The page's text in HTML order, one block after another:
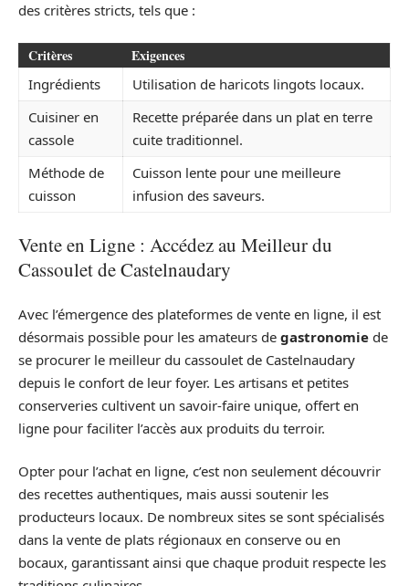
des critères stricts, tels que :
Critères Exigences
Ingrédients
Utilisation de haricots lingots locaux.
Cuisiner en
cassole
Recette préparée dans un plat en terre
cuite traditionnel.
Méthode de
cuisson
Cuisson lente pour une meilleure
infusion des saveurs.
Vente en Ligne : Accédez au Meilleur du
Cassoulet de Castelnaudary
Avec l’émergence des plateformes de vente en ligne, il est
désormais possible pour les amateurs de gastronomie de
se procurer le meilleur du cassoulet de Castelnaudary
depuis le confort de leur foyer. Les artisans et petites
conserveries cultivent un savoir-faire unique, offert en
ligne pour faciliter l’accès aux produits du terroir.
Opter pour l’achat en ligne, c’est non seulement découvrir
des recettes authentiques, mais aussi soutenir les
producteurs locaux. De nombreux sites se sont spécialisés
dans la vente de plats régionaux en conserve ou en
bocaux, garantissant ainsi que chaque produit respecte les